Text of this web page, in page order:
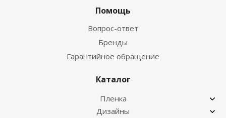
Помощь
Вопрос-ответ
Бренды
Гарантийное обращение
Каталог
Пленка
Дизайны